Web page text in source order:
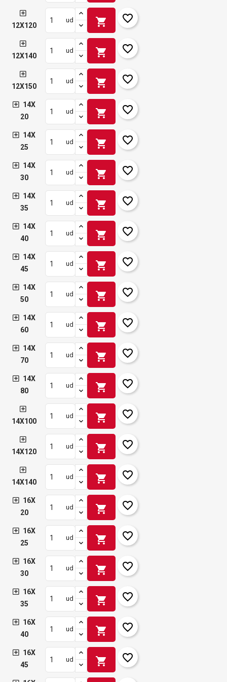
12X120
ud shopping_cart favorite_border
12X140
ud shopping_cart favorite_border
12X150
ud shopping_cart favorite_border
14X
20
ud shopping_cart favorite_border
14X
25
ud shopping_cart favorite_border
14X
30
ud shopping_cart favorite_border
14X
35
ud shopping_cart favorite_border
14X
40
ud shopping_cart favorite_border
14X
45
ud shopping_cart favorite_border
14X
50
ud shopping_cart favorite_border
14X
60
ud shopping_cart favorite_border
14X
70
ud shopping_cart favorite_border
14X
80
ud shopping_cart favorite_border
14X100
ud shopping_cart favorite_border
14X120
ud shopping_cart favorite_border
14X140
ud shopping_cart favorite_border
16X
20
ud shopping_cart favorite_border
16X
25
ud shopping_cart favorite_border
16X
30
ud shopping_cart favorite_border
16X
35
ud shopping_cart favorite_border
16X
40
ud shopping_cart favorite_border
16X
45
ud shopping_cart favorite_border